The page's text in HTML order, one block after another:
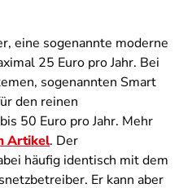
eine sogenannte moderne
25 Euro pro Jahr. Bei
sogenannten Smart
den reinen
50 Euro pro Jahr. Mehr
Artikel. Der
häufig identisch mit dem
Er kann aber